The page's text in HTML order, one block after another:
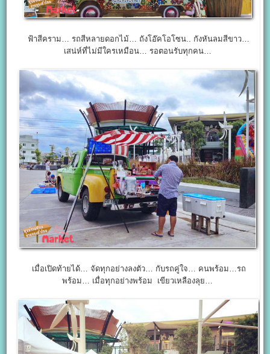
ฟ้าสีคราม… รถสีหลายดอกไม้… ถังโอ๊คโอโซน.. กังหันลมสีขาว…
เสน่ห์ที่ไม่มีใครเหมือน… รอตอนรับทุกคน…
เมื่อเปิดท้ายได้… จัดทุกอย่างลงตัว… กับรถคู่ใจ… คนพร้อม…รถ
พร้อม… เมื่อทุกอย่างพร้อม เขียวเหลืองลุย…